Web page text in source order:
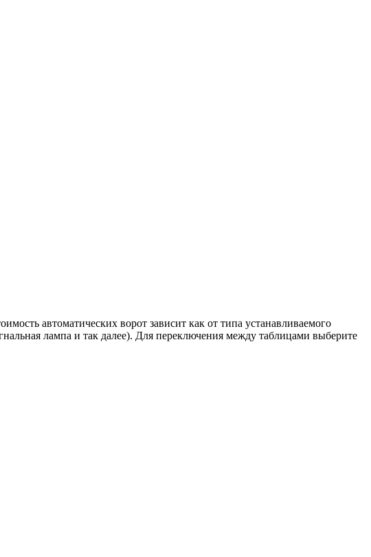
автоматических ворот зависит как от типа устанавливаемого
лампа и так далее). Для переключения между таблицами выберите